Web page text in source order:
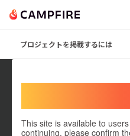
プロジェクトを掲載するには
This site is available to
continuing, please confirm